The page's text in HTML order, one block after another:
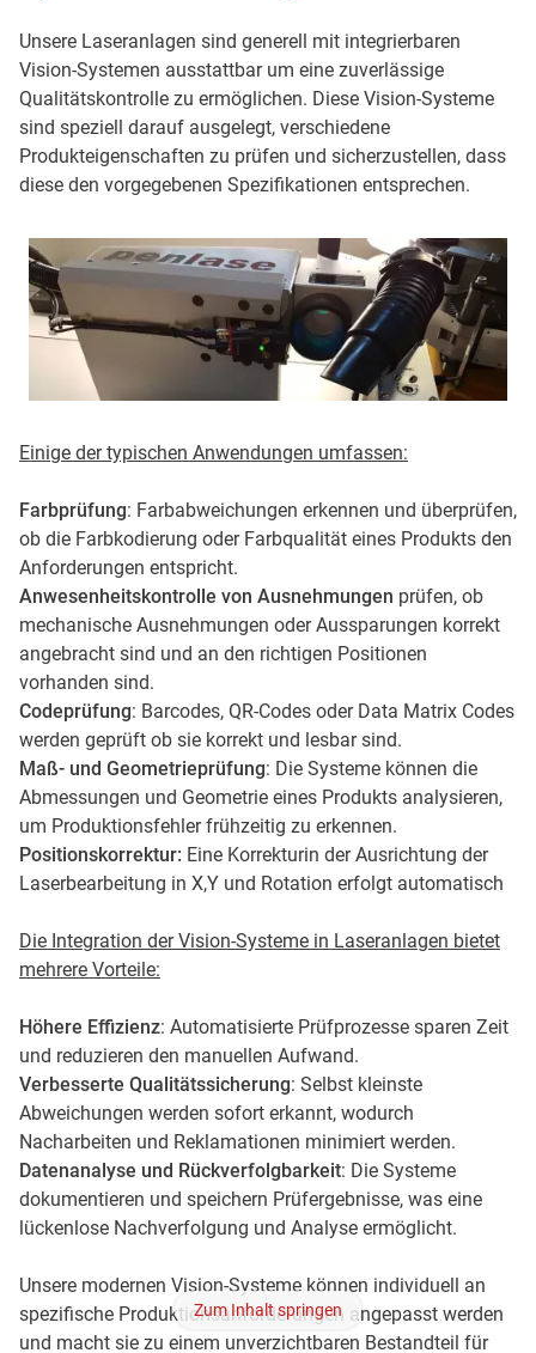
Zum Inhalt springen
Unsere Laseranlagen sind generell mit integrierbaren
Vision-Systemen ausstattbar um eine zuverlässige
Qualitätskontrolle zu ermöglichen. Diese Vision-Systeme
sind speziell darauf ausgelegt, verschiedene
Produkteigenschaften zu prüfen und sicherzustellen, dass
diese den vorgegebenen Spezifikationen entsprechen.
Einige der typischen Anwendungen umfassen:
Farbprüfung: Farbabweichungen erkennen und überprüfen,
ob die Farbkodierung oder Farbqualität eines Produkts den
Anforderungen entspricht.
Anwesenheitskontrolle von Ausnehmungen prüfen, ob
mechanische Ausnehmungen oder Aussparungen korrekt
angebracht sind und an den richtigen Positionen
vorhanden sind.
Codeprüfung: Barcodes, QR-Codes oder Data Matrix Codes
werden geprüft ob sie korrekt und lesbar sind.
Maß- und Geometrieprüfung: Die Systeme können die
Abmessungen und Geometrie eines Produkts analysieren,
um Produktionsfehler frühzeitig zu erkennen.
Positionskorrektur: Eine Korrekturin der Ausrichtung der
Laserbearbeitung in X,Y und Rotation erfolgt automatisch
Die Integration der Vision-Systeme in Laseranlagen bietet
mehrere Vorteile:
Höhere Effizienz: Automatisierte Prüfprozesse sparen Zeit
und reduzieren den manuellen Aufwand.
Verbesserte Qualitätssicherung: Selbst kleinste
Abweichungen werden sofort erkannt, wodurch
Nacharbeiten und Reklamationen minimiert werden.
Datenanalyse und Rückverfolgbarkeit: Die Systeme
dokumentieren und speichern Prüfergebnisse, was eine
lückenlose Nachverfolgung und Analyse ermöglicht.
Unsere modernen Vision-Systeme können individuell an
spezifische Produktionsanforderungen angepasst werden
und macht sie zu einem unverzichtbaren Bestandteil für